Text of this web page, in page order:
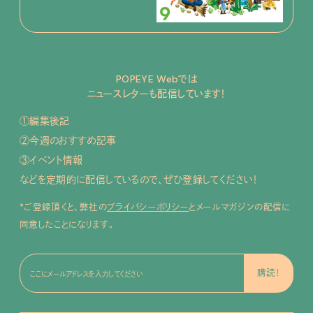
POPEYE Webでは
ニュースレターも配信しています！
①編集後記
②今週のおすすめ記事
③イベント情報
などを定期的に配信しているので、ぜひ登録してください！
*ご登録頂くと、弊社のプライバシーポリシーとメールマガジンの配信に
同意したことになります。